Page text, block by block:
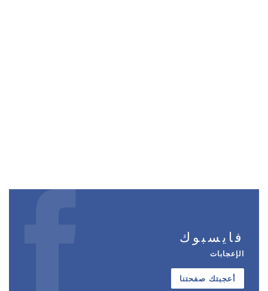
فايسبوك
الإعجابات
أعجبتك صفحتنا